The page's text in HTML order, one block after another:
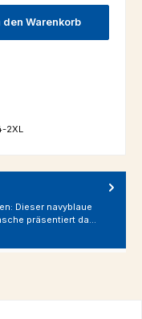
den Warenkorb
2XL
Dieser navyblaue
präsentiert da…